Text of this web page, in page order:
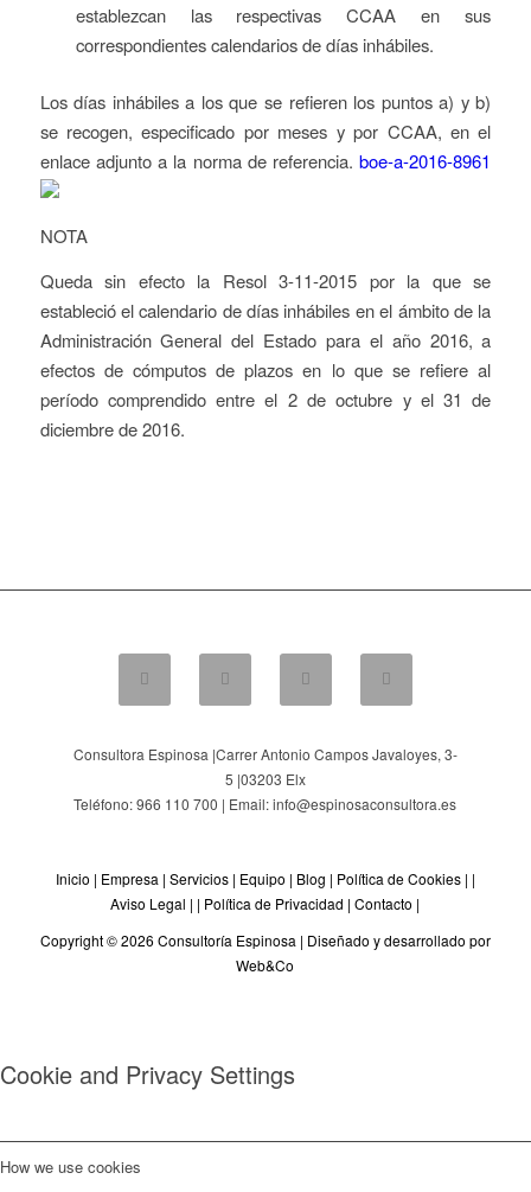
establezcan las respectivas CCAA en sus
correspondientes calendarios de días inhábiles.
Los días inhábiles a los que se refieren los puntos a) y b)
se recogen, especificado por meses y por CCAA, en el
enlace adjunto a la norma de referencia.boe-a-2016-8961
NOTA
Queda sin efecto la Resol 3-11-2015 por la que se
estableció el calendario de días inhábiles en el ámbito de la
Administración General del Estado para el año 2016, a
efectos de cómputos de plazos en lo que se refiere al
período comprendido entre el 2 de octubre y el 31 de
diciembre de 2016.
Consultora Espinosa |Carrer Antonio Campos Javaloyes, 3-
5 |03203 Elx
Teléfono: 966 110 700 | Email: info@espinosaconsultora.es
Inicio | Empresa | Servicios| Equipo | Blog | Política de Cookies| |
Aviso Legal | | Política de Privacidad |Contacto |
Copyright © 2026 Consultoría Espinosa | Diseñado y desarrollado por
Web&Co
Cookie and Privacy Settings
How we use cookies